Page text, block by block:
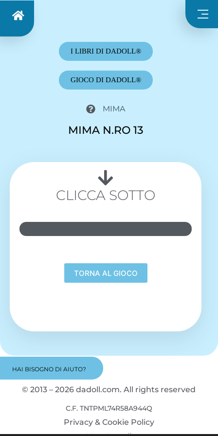
HAI BISOGNO DI AIUTO?
I LIBRI DI DADOLL®
GIOCO DI DADOLL®
MIMA
MIMA N.RO 13
CLICCA SOTTO
© 2013 – 2026 dadoll.com. All rights reserved
C.F. TNTPML74R58A944Q
Privacy & Cookie Policy